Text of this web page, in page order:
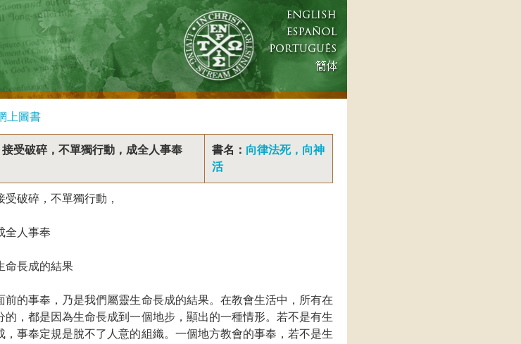
上圖書
受破碎，不單獨行動，成全人事奉 書名： 向律法死，向神
活
破碎，不單獨行動，
事奉
命長成的結果
前的事奉，乃是我們屬靈生命長成的結果。在教會生活中，所有在
的，都是因為生命長成到一個地步，顯出的一種情形。若不是有生
，事奉定規是脫不了人意的組織。一個地方教會的事奉，若不是生